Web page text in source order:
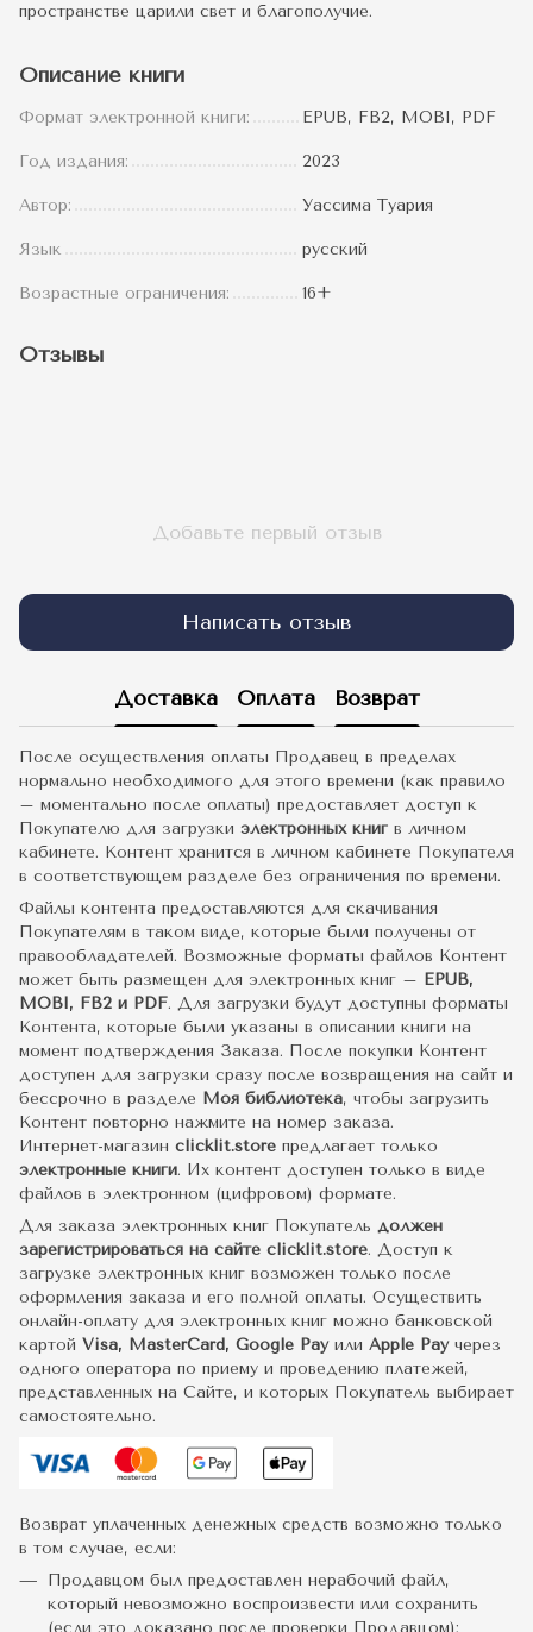
пространстве царили свет и благополучие.
Описание книги
Формат электронной книги: EPUB, FB2, MOBI, PDF
Год издания: 2023
Автор: Уассима Туария
Язык русский
Возрастные ограничения: 16+
Отзывы
Добавьте первый отзыв
Написать отзыв
Доставка Оплата Возврат
После осуществления оплаты Продавец в пределах
нормально необходимого для этого времени (как правило
– моментально после оплаты) предоставляет доступ к
Покупателю для загрузки электронных книг в личном
кабинете. Контент хранится в личном кабинете Покупателя
в соответствующем разделе без ограничения по времени.
Файлы контента предоставляются для скачивания
Покупателям в таком виде, которые были получены от
правообладателей. Возможные форматы файлов Контент
может быть размещен для электронных книг – EPUB,
MOBI, FB2 и PDF. Для загрузки будут доступны форматы
Контента, которые были указаны в описании книги на
момент подтверждения Заказа. После покупки Контент
доступен для загрузки сразу после возвращения на сайт и
бессрочно в разделе Моя библиотека, чтобы загрузить
Контент повторно нажмите на номер заказа.
Интернет-магазин clicklit.store предлагает только
электронные книги. Их контент доступен только в виде
файлов в электронном (цифровом) формате.
Для заказа электронных книг Покупатель должен
зарегистрироваться на сайте clicklit.store. Доступ к
загрузке электронных книг возможен только после
оформления заказа и его полной оплаты. Осуществить
онлайн-оплату для электронных книг можно банковской
картой Visa, MasterCard, Google Pay или Apple Payчерез
одного оператора по приему и проведению платежей,
представленных на Сайте, и которых Покупатель выбирает
самостоятельно.
Возврат уплаченных денежных средств возможно только
в том случае, если:
Продавцом был предоставлен нерабочий файл,
который невозможно воспроизвести или сохранить